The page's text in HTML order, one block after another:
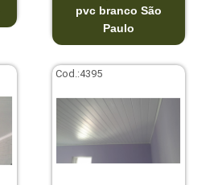
pvc branco São
Paulo
Cod.:4395